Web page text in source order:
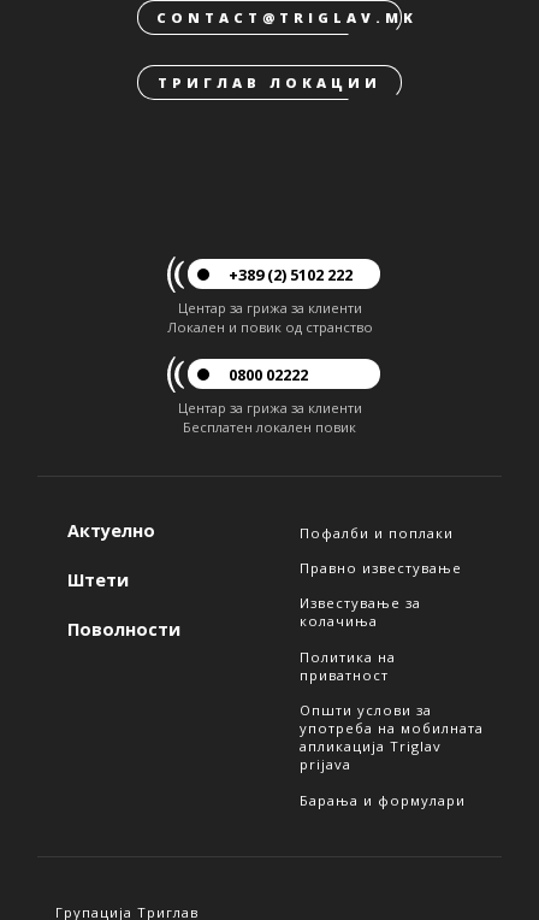
CONTACT@TRIGLAV.MK
ТРИГЛАВ ЛОКАЦИИ
+389 (2) 5102 222
Центар за грижа за клиенти
Локален и повик од странство
0800 02222
Центар за грижа за клиенти
Бесплатен локален повик
Актуелно
Штети
Поволности
Пофалби и поплаки
Правно известување
Известување за
колачиња
Политика на
приватност
Општи услови за
употреба на мобилната
апликација Triglav
prijava
Барања и формулари
Групација Триглав